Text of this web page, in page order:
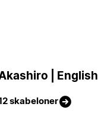
| English
skabeloner